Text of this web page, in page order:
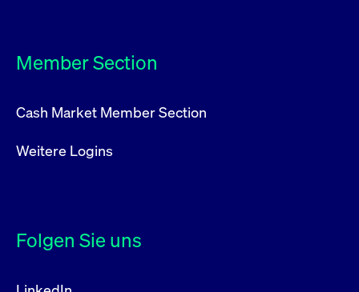
Member Section
Cash Market Member Section
Weitere Logins
Folgen Sie uns